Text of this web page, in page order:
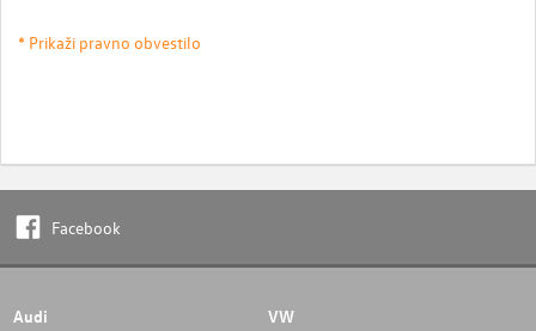
* Prikaži pravno obvestilo
Facebook
Audi VW